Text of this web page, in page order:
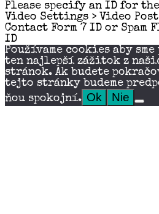
Please specify an ID for
Video Settings > Video Post
Contact Form 7 ID or Spam
ID
Používame cookies aby
ten najlepší zážitok z
stránok. Ak budete
tejto stránky budeme
ňou spokojní. Ok Nie